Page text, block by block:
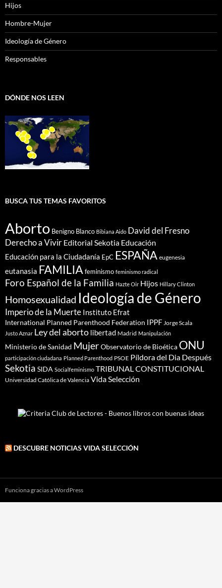
Hijos
Hombre-Mujer
Ideología de Género
Responsables
DÓNDE NOS LEEN
BUSCA TUS TEMAS FAVORITOS
Aborto Benigno Blanco Bibiana Aido David del Fresno
Derecho a Vivir Editorial Sekotia Educación
Educación para la Ciudadanía EpC ESPAÑA eugenesia
eutanasia FAMILIA feminismo feminismo radical
Foro Español de la Familia Hazte Oir Hijos Hillary Clinton
Homosexualidad Ideología de Género
Imperio de la Muerte Instituto Efrat
International Planned Parenthood Federation IPPF Jorge Scala
Justo Aznar Ley del aborto libertad Madrid Manipulación
Ministerio de Sanidad MujerObservatorio de Bioética ONU
participación ciudadana Planned Parenthood PSOE Píldora del Dia Después
Sekotia SIDA Socialfeminismo TRIBUNAL CONSTITUCIONAL
Universidad Católica de Valencia Vida Selección
DESCUBRE NOTICIAS VIDA SELECCIÓN
Funciona gracias a WordPress